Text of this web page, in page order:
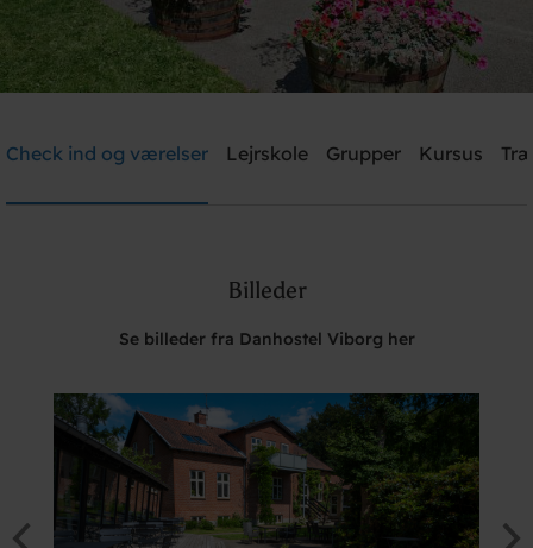
Brug for hjælp? Ring+45 8667 1781
Check ind og værelser Lejrskole Grupper Kursus
Billeder
Se billeder fra Danhostel Viborg her